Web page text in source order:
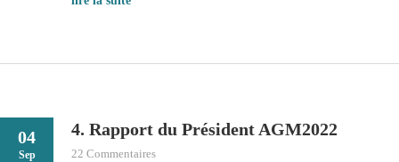
04
Sep
4. Rapport du Président AGM2022
22 Commentaires